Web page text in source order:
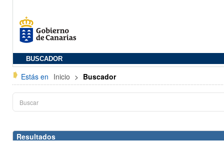
BUSCADOR
Estás en Inicio > Buscador
Resultados